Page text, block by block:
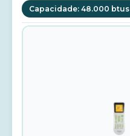
Capacidade: 48.000 btus